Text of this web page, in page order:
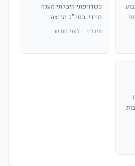
כשדחפתי קיבלתי מענה
מיידי. בסה"כ מרוצה.
מיכל ר. · לפני חודש